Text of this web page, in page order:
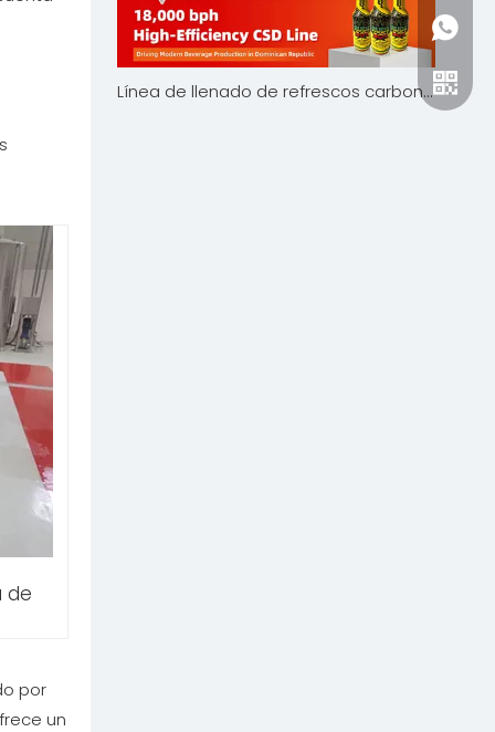
de
por
un
Línea de llenado de refrescos carbonatados de 18.000 BPH para Rude Boy | Compañía de máquinas rey
+86-